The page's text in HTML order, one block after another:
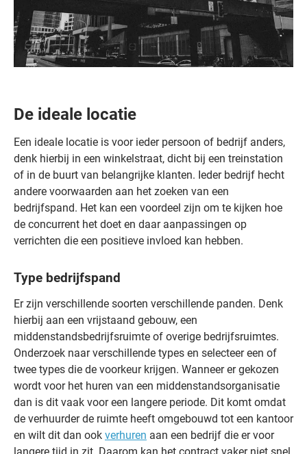
De ideale locatie
Een ideale locatie is voor ieder persoon of bedrijf anders,
denk hierbij in een winkelstraat, dicht bij een treinstation
of in de buurt van belangrijke klanten. Ieder bedrijf hecht
andere voorwaarden aan het zoeken van een
bedrijfspand. Het kan een voordeel zijn om te kijken hoe
de concurrent het doet en daar aanpassingen op
verrichten die een positieve invloed kan hebben.
Type bedrijfspand
Er zijn verschillende soorten verschillende panden. Denk
hierbij aan een vrijstaand gebouw, een
middenstandsbedrijfsruimte of overige bedrijfsruimtes.
Onderzoek naar verschillende types en selecteer een of
twee types die de voorkeur krijgen. Wanneer er gekozen
wordt voor het huren van een middenstandsorganisatie
dan is dit vaak voor een langere periode. Dit komt omdat
de verhuurder de ruimte heeft omgebouwd tot een kantoor
en wilt dit dan ook verhuren aan een bedrijf die er voor